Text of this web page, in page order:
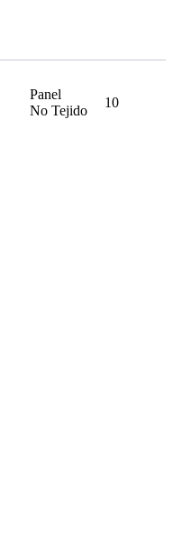
Panel
No Tejido
10